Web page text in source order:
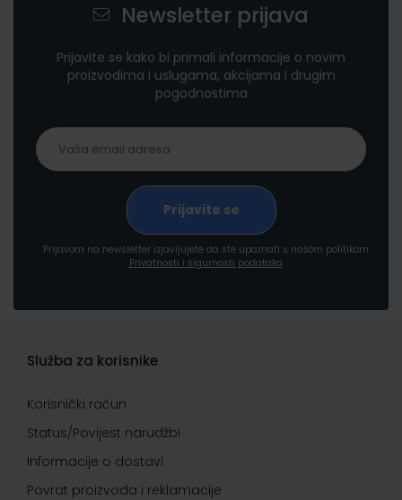
Newsletter prijava
Prijavite se kako bi primali informacije o novim
proizvodima i uslugama, akcijama i drugim
pogodnostima
Prijavom na newsletter izjavljujete da ste upoznati s našom politikom
Privatnosti i sigurnosti podataka
Služba za korisnike
Korisnički račun
Status/Povijest narudžbi
Informacije o dostavi
Povrat proizvoda i reklamacije